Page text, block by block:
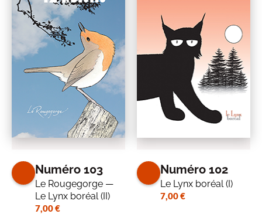
Numéro 103
Le Rougegorge —
Le Lynx boréal (II)
7,00€
Numéro 102
Le Lynx boréal (I)
7,00€